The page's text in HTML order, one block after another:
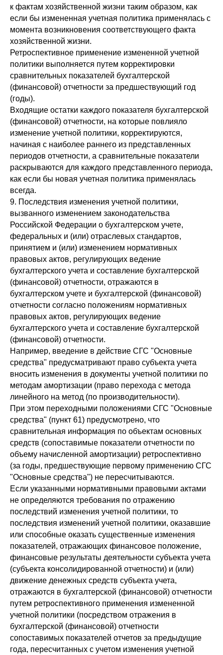
к фактам хозяйственной жизни таким образом, как
если бы измененная учетная политика применялась с
момента возникновения соответствующего факта
хозяйственной жизни.
Ретроспективное применение измененной учетной
политики выполняется путем корректировки
сравнительных показателей бухгалтерской
(финансовой) отчетности за предшествующий год
(годы).
Входящие остатки каждого показателя бухгалтерской
(финансовой) отчетности, на которые повлияло
изменение учетной политики, корректируются,
начиная с наиболее раннего из представленных
периодов отчетности, а сравнительные показатели
раскрываются для каждого представленного периода,
как если бы новая учетная политика применялась
всегда.
9. Последствия изменения учетной политики,
вызванного изменением законодательства
Российской Федерации о бухгалтерском учете,
федеральных и (или) отраслевых стандартов,
принятием и (или) изменением нормативных
правовых актов, регулирующих ведение
бухгалтерского учета и составление бухгалтерской
(финансовой) отчетности, отражаются в
бухгалтерском учете и бухгалтерской (финансовой)
отчетности согласно положениям нормативных
правовых актов, регулирующих ведение
бухгалтерского учета и составление бухгалтерской
(финансовой) отчетности.
Например, введение в действие СГС "Основные
средства" предусматривают право субъекта учета
вносить изменения в документы учетной политики по
методам амортизации (право перехода с метода
линейного на метод (по производительности).
При этом переходными положениями СГС "Основные
средства" (пункт 61) предусмотрено, что
сравнительная информация по объектам основных
средств (сопоставимые показатели отчетности по
объему начисленной амортизации) ретроспективно
(за годы, предшествующие первому применению СГС
"Основные средства") не пересчитываются.
Если указанными нормативными правовыми актами
не определяются требования по отражению
последствий изменения учетной политики, то
последствия изменений учетной политики, оказавшие
или способные оказать существенные изменения
показателей, отражающих финансовое положение,
финансовые результаты деятельности субъекта учета
(субъекта консолидированной отчетности) и (или)
движение денежных средств субъекта учета,
отражаются в бухгалтерской (финансовой) отчетности
путем ретроспективного применения измененной
учетной политики (посредством отражения в
бухгалтерской (финансовой) отчетности
сопоставимых показателей отчетов за предыдущие
года, пересчитанных с учетом изменения учетной